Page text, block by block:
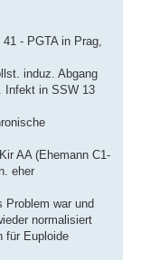
- PGTA in Prag,
induz. Abgang
Infekt in SSW 13
AA (Ehemann C1-
eher
Problem war und
normalisiert
für Euploide